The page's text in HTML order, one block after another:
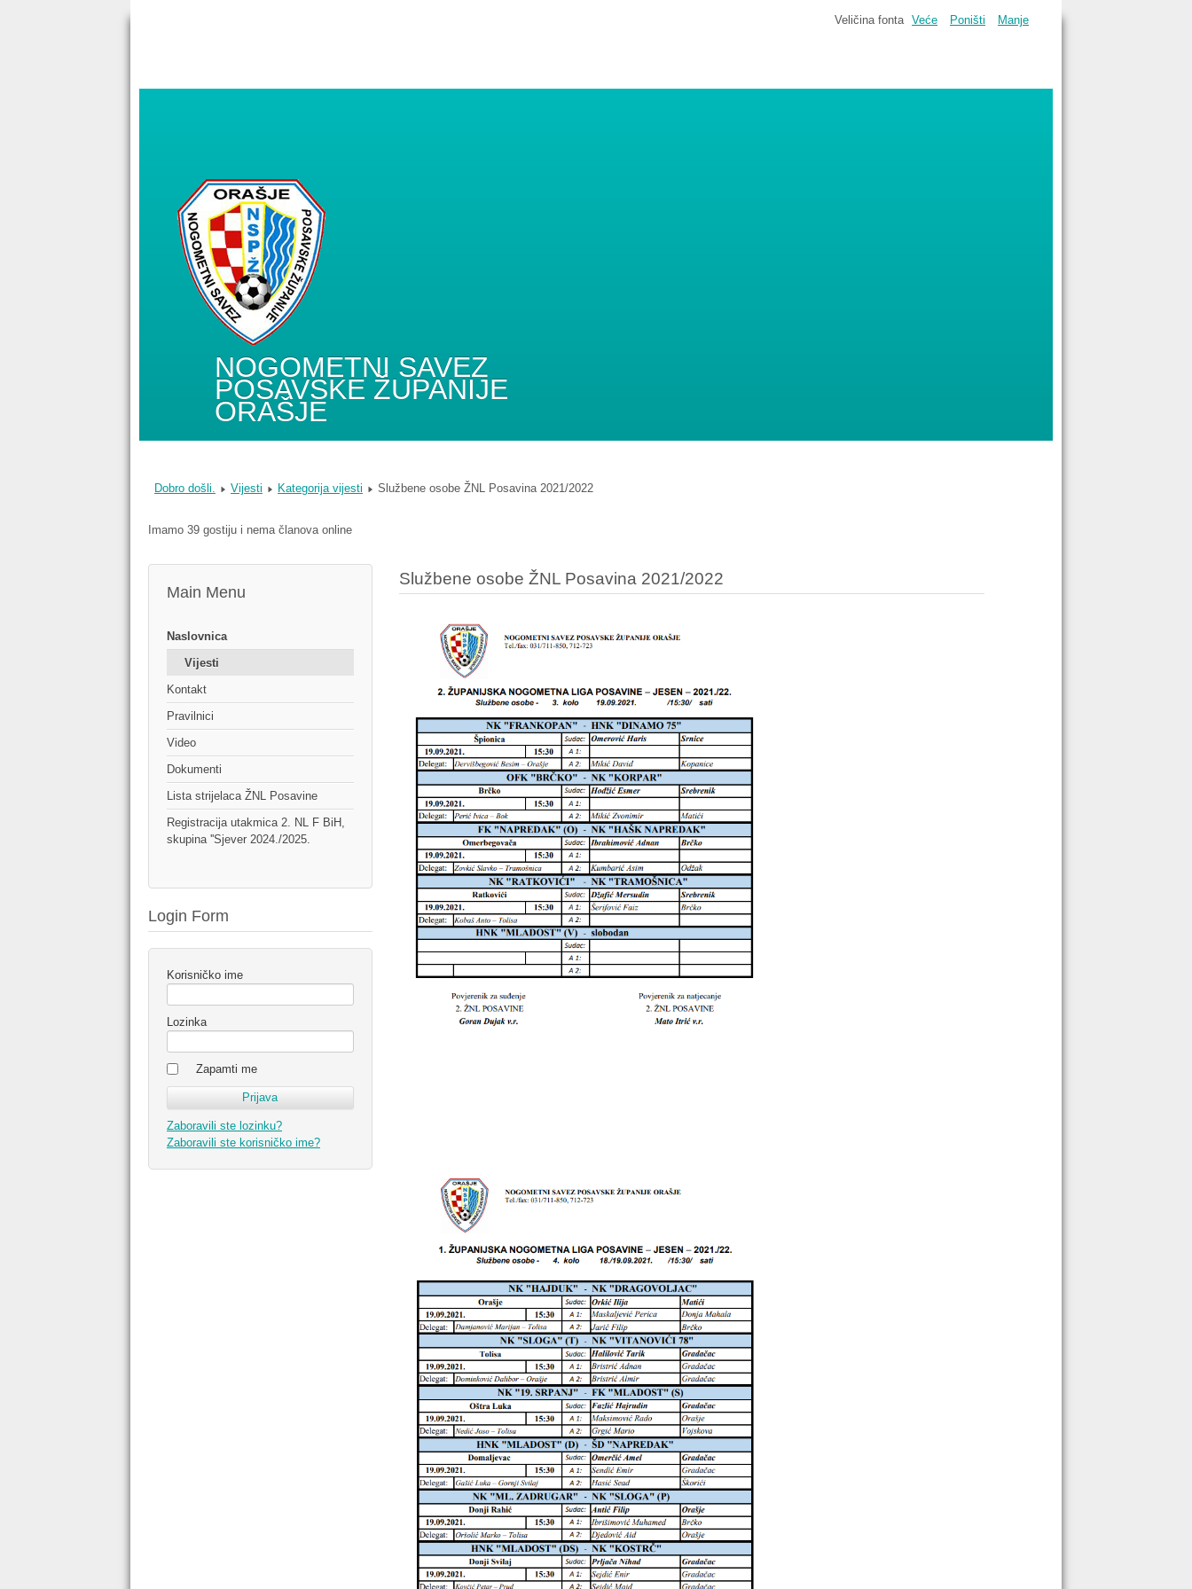
NOGOMETNI SAVEZ
POSAVSKE ŽUPANIJE
ORAŠJE
Veličina fonta Veće Poništi Manje
Dobro došli. Vijesti Kategorija vijesti Službene osobe ŽNL Posavina 2021/2022
Imamo 39 gostiju i nema članova online
Main Menu
Naslovnica
Vijesti
Kontakt
Pravilnici
Video
Dokumenti
Lista strijelaca ŽNL Posavine
Registracija utakmica 2. NL F BiH,
skupina ''Sjever 2024./2025.
Login Form
Korisničko ime
Lozinka
Zapamti me
Zaboravili ste lozinku?
Zaboravili ste korisničko ime?
Službene osobe ŽNL Posavina 2021/2022